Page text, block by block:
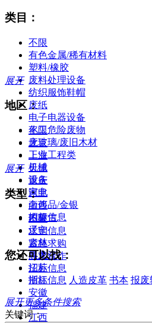
类目：
不限
有色金属/稀有材料
塑料/橡胶
废料处理设备
纺织服饰鞋帽
废纸
电子电器设备
化工危险废物
废玻璃/废旧木材
工业工程类
机械
设备
家电
奢侈品/金银
招标信息
展开
地区：
不限
北京
上海
天津
重庆
河北
山西
内蒙古
辽宁
吉林
黑龙江
江苏
浙江
安徽
福建
江西
展开
类型：
不限
求购信息
紧急求购
寻求合作
招标信息
您还可以找：
招标信息 人造皮革 书本 报废
展开更多条件搜索
关键词：